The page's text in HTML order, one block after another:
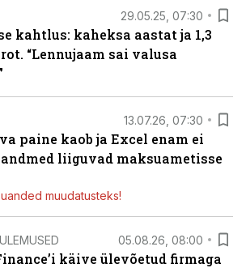
29.05.25, 07:30
kahtlus: kaheksa aastat ja 1,3
“Lennujaam sai valusa
13.07.26, 07:30
paine kaob ja Excel enam ei
liiguvad maksuametisse
muudatusteks!
05.08.26, 08:00
käive ülevõetud firmaga